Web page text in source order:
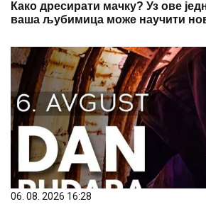
06. 08. 2026 16:28
ДАН РУДАРА У БОРУ И
људи који су изградили исток